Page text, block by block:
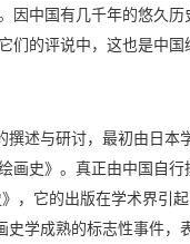
因中国有几千年的悠久
们的评说中，这也是中
撰述与研讨，最初由日本
画史》。真正由中国自行
，它的出版在学术界引
史学成熟的标志性事件，